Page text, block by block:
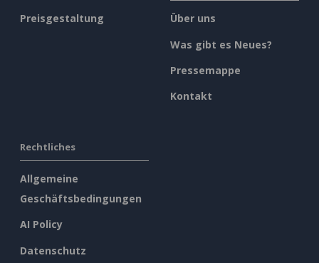
Preisgestaltung
Über uns
Was gibt es Neues?
Pressemappe
Kontakt
Rechtliches
Allgemeine
Geschäftsbedingungen
AI Policy
Datenschutz